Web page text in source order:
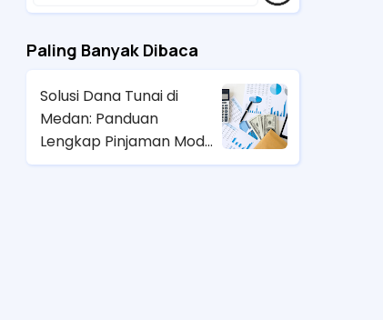
Paling Banyak Dibaca
Solusi Dana Tunai di
Medan: Panduan
Lengkap Pinjaman Modal
Cepat dan Aman